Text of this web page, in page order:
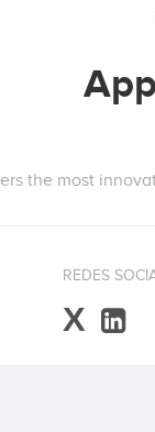
the most
REDES
X